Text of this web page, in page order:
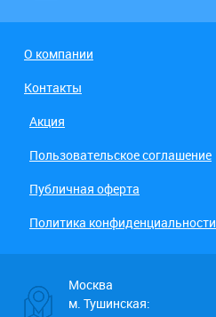
О компании
Контакты
Акция
Пользовательское соглашение
Публичная оферта
Политика конфиденциальности
Москва
м. Тушинская: